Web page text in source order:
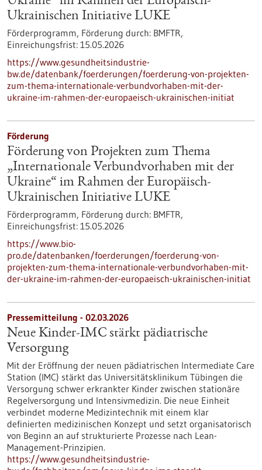
Ukrainischen Initiative LUKE
Förderprogramm, Förderung durch: BMFTR,
Einreichungsfrist: 15.05.2026
https://www.gesundheitsindustrie-
bw.de/datenbank/foerderungen/foerderung-von-projekten-
zum-thema-internationale-verbundvorhaben-mit-der-
ukraine-im-rahmen-der-europaeisch-ukrainischen-initiat
Förderung
Förderung von Projekten zum Thema
„Internationale Verbundvorhaben mit der
Ukraine“ im Rahmen der Europäisch-
Ukrainischen Initiative LUKE
Förderprogramm, Förderung durch: BMFTR,
Einreichungsfrist: 15.05.2026
https://www.bio-
pro.de/datenbanken/foerderungen/foerderung-von-
projekten-zum-thema-internationale-verbundvorhaben-mit-
der-ukraine-im-rahmen-der-europaeisch-ukrainischen-initiat
Pressemitteilung - 02.03.2026
Neue Kinder-IMC stärkt pädiatrische
Versorgung
Mit der Eröffnung der neuen pädiatrischen Intermediate Care
Station (IMC) stärkt das Universitätsklinikum Tübingen die
Versorgung schwer erkrankter Kinder zwischen stationäre
Regelversorgung und Intensivmedizin. Die neue Einheit
verbindet moderne Medizintechnik mit einem klar
definierten medizinischen Konzept und setzt organisatorisch
von Beginn an auf strukturierte Prozesse nach Lean-
Management-Prinzipien.
https://www.gesundheitsindustrie-